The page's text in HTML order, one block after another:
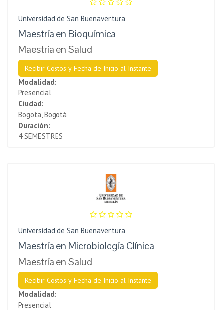
Universidad de San Buenaventura
Maestría en Bioquímica
Maestría en Salud
Recibir Costos y Fecha de Inicio al Instante
Modalidad:
Presencial
Ciudad:
Bogota, Bogotá
Duración:
4 SEMESTRES
Universidad de San Buenaventura
Maestría en Microbiología Clínica
Maestría en Salud
Recibir Costos y Fecha de Inicio al Instante
Modalidad:
Presencial